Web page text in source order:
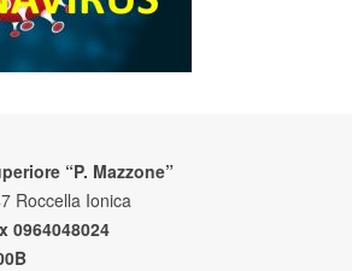
“P. Mazzone”
Roccella Ionica
0964048024